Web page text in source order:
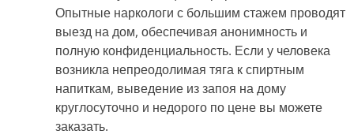
Опытные наркологи с большим стажем проводят
выезд на дом, обеспечивая анонимность и
полную конфиденциальность. Если у человека
возникла непреодолимая тяга к спиртным
напиткам, выведение из запоя на дому
круглосуточно и недорого по цене вы можете
заказать.